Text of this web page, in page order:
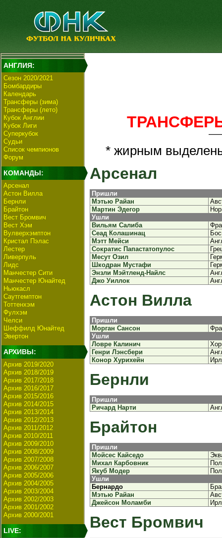
АНГЛИЯ:
Сезон 2020/2021
Бомбардиры
Календарь
Трансферы (зима)
Трансферы (лето)
Кубок Англии
Кубок Лиги
Суперкубок
Судьи
Список чемпионов
Форум
КОМАНДЫ:
Арсенал
Астон Вилла
Бернли
Брайтон
Вест Бромвич
Вест Хэм
Вулверхэмптон
Кристал Пэлас
Лестер
Ливерпуль
Лидс
Манчестер Сити
Манчестер Юнайтед
Ньюкасл
Саутгемптон
Тоттенхэм
Фулхэм
Челси
Шеффилд Юнайтед
Эвертон
АРХИВЫ:
Архив 2019/2020
Архив 2018/2019
Архив 2017/2018
Архив 2016/2017
Архив 2015/2016
Архив 2014/2015
Архив 2013/2014
Архив 2012/2013
Архив 2011/2012
Архив 2010/2011
Архив 2009/2010
Архив 2008/2009
Архив 2007/2008
Архив 2006/2007
Архив 2005/2006
Архив 2004/2005
Архив 2003/2004
Архив 2002/2003
Архив 2001/2002
Архив 2000/2001
LIVE:
* жирным
Арсенал
Пришли
Мэтью Райан
Мартин Эдегор
Ушли
Вильям Салиба
Сеад Колашинац
Мэтт Мейси
Сократис Папастатопулос
Месут Озил
Шкодран Мустафи
Энзли Мэйтленд-Найлс
Джо Уиллок
Астон Вилла
Пришли
Морган Сансон
Ушли
Ловре Калинич
Генри Лэнсбери
Конор Хурихейн
Бернли
Пришли
Ричард Нарти
Брайтон
Пришли
Мойсес Кайседо
Михал Карбовник
Якуб Модер
Ушли
Бернардо
Мэтью Райан
Джейсон Моламби
Вест Бромвич